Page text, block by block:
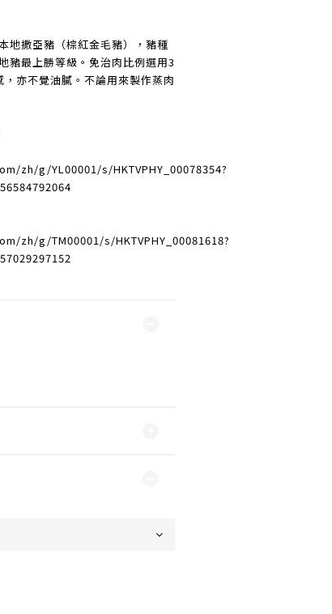
地撒亞豬（棕紅金毛豬），豬種
豬最上勝等級。免治肉比例選用3
亦不覺油膩。不論用來製作蒸肉
zh/g/YL00001/s/HKTVPHY_00078354?
zh/g/TM00001/s/HKTVPHY_00081618?